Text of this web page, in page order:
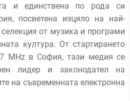
и единствена по рода си
посветена изцяло на най-
от музика и програми
култура. От стартирането
MHz в София, тази медия се
лидер и законодател на
на съвременната електронна